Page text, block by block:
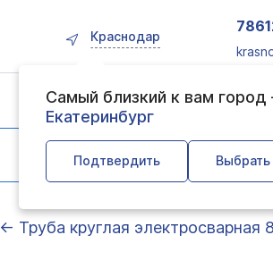
Краснодар
Самый близкий к вам
Екатеринбург
Подтвердить Выбрать
← Труба круглая